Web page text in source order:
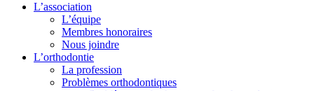
L’association
L’équipe
Membres honoraires
Nous joindre
L’orthodontie
La profession
Problèmes orthodontiques